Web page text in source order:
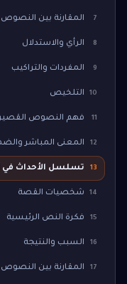
7 المقارنة بين النصوص
8 الرأي والاستدلال
9 المفردات والتراكيب
10 التلخيص
11 فهم النصوص
12 المعنى المباشر
13 تسلسل الأحداث في
14 شخصيات القصة
15 فكرة النص الرئيسية
16 السبب والنتيجة
17 المقارنة بين النصوص